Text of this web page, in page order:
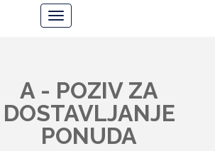
Navigacija
A - POZIV ZA
DOSTAVLJANJE
PONUDA